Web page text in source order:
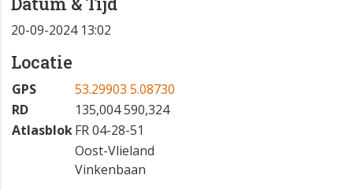
20-09-2024 13:02
Locatie
GPS
53.29903 5.08730
RD
135,004 590,324
AtlasblokFR 04-28-51
Oost-Vlieland
Vinkenbaan